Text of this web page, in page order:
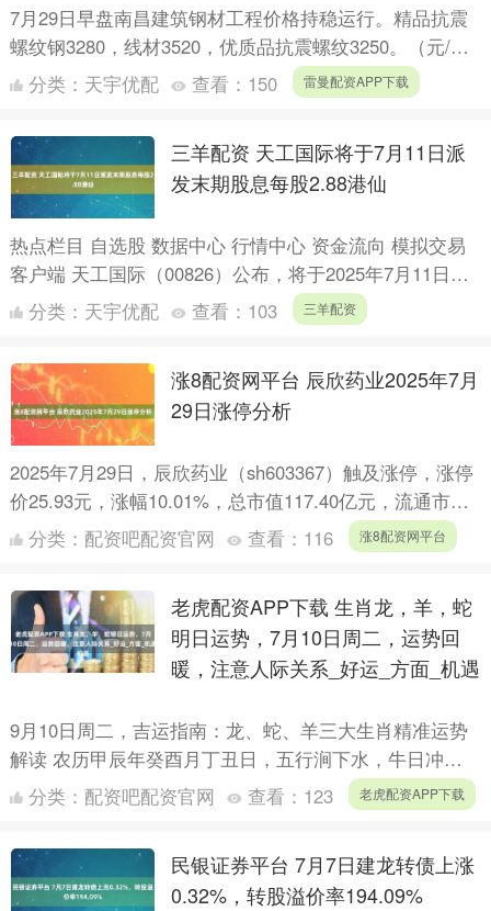
7月29日早盘南昌建筑钢材工程价格持稳运行。精品抗震
螺纹钢3280，线材3520，优质品抗震螺纹3250。（元/
吨）....
分类： 天宇优配 查看： 150 雷曼配资APP下载
三羊配资 天工国际将于7月11日派
发末期股息每股2.88港仙
热点栏目 自选股 数据中心 行情中心 资金流向 模拟交易
客户端 天工国际（00826）公布，将于2025年7月11日派
发末期股息每股2.88港仙。 海量资讯、....
分类： 天宇优配 查看： 103 三羊配资
涨8配资网平台 辰欣药业2025年7月
29日涨停分析
2025年7月29日，辰欣药业（sh603367）触及涨停，涨停
价25.93元，涨幅10.01%，总市值117.40亿元，流通市值
117.40亿元，截止发稿，总....
分类： 配资吧配资官网 查看： 116 涨8配资网平台
老虎配资APP下载 生肖龙，羊，蛇
明日运势，7月10日周二，运势回
暖，注意人际关系_好运_方面_机遇
9月10日周二，吉运指南：龙、蛇、羊三大生肖精准运势
解读 农历甲辰年癸酉月丁丑日，五行涧下水，牛日冲
羊，煞东。今日对于生肖属龙、属蛇、属羊的朋友来说，
机遇与挑战....
分类： 配资吧配资官网 查看： 123 老虎配资APP下载
民银证券平台 7月7日建龙转债上涨
0.32%，转股溢价率194.09%